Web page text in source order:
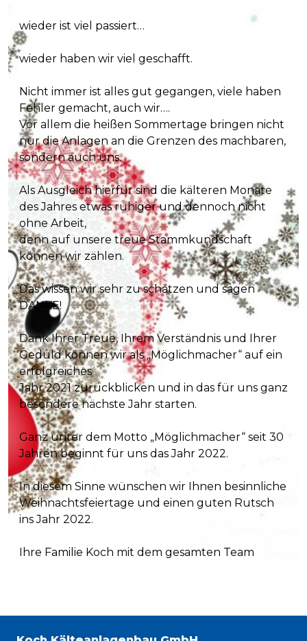
wieder ist viel passiert…
wieder haben wir viel geschafft.
Nicht immer ist alles gut gegangen, viele haben
Fehler gemacht, auch wir….
Vor allem die heißen Sommertage bringen nicht
nur die Anlagen an die Grenzen des machbaren,
sondern auch uns.
Als Ausgleich hierfür sind die kälteren Monate
des Jahres etwas ruhiger und dennoch nicht
ohne Arbeit,
denn auf unsere treue Stammkundschaft
können wir zählen.
Das wissen wir sehr zu schätzen und sagen
DANKE!
Dank Ihrer Treue, Ihrem Verständnis und Ihrer
Geduld können wir als „Möglichmacher“ auf ein
erfolgreiches
Jahr 2021 zurückblicken und in das für uns ganz
besondere nächste Jahr starten.
Ganz unter dem Motto „Möglichmacher“ seit 30
Jahren beginnt für uns das Jahr 2022.
In diesem Sinne wünschen wir Ihnen besinnliche
Weihnachtsfeiertage und einen guten Rutsch
ins Jahr 2022.
Ihre Familie Koch mit dem gesamten Team